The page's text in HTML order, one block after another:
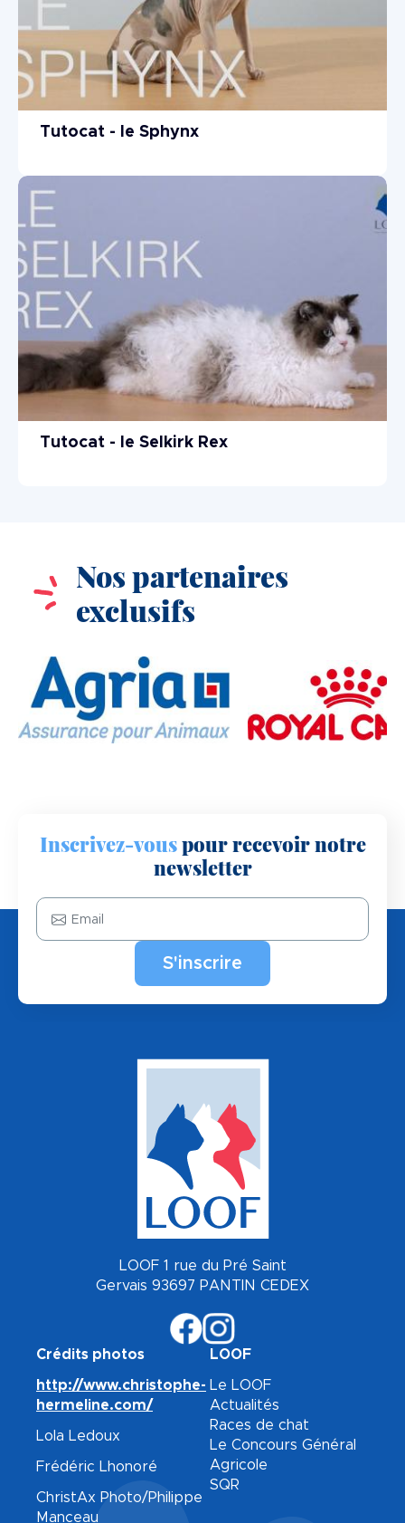
Tutocat - le Sphynx
Tutocat - le Selkirk Rex
Nos partenaires
exclusifs
Inscrivez-vouspour recevoir notre
newsletter
LOOF 1 rue du Pré Saint
Gervais 93697 PANTIN CEDEX
Crédits photos
http://www.christophe-
hermeline.com/
Lola Ledoux
Frédéric Lhonoré
ChristAx Photo/Philippe
Manceau
LOOF
Le LOOF
Actualités
Races de chat
Le Concours Général
Agricole
SQR